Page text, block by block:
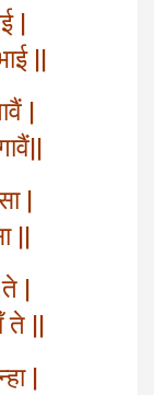
|
||
|
|
||
|
ते ||
|